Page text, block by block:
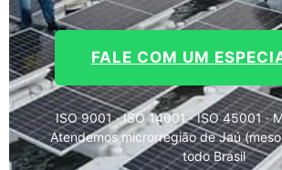
FALE COM UM
ISO 9001 · ISO 14001 · ISO 45001 ·
Atendemos microrregião de Jaú
todo Brasil